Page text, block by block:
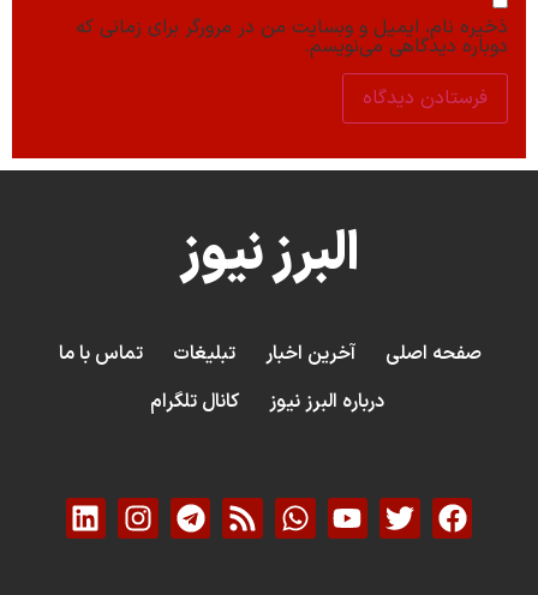
ذخیره نام، ایمیل و وبسایت من در مرورگر برای زمانی که
دوباره دیدگاهی می‌نویسم.
البرز نیوز
صفحه اصلی آخرین اخبار تبلیغات
تماس با ما
درباره البرز نیوز
کانال تلگرام